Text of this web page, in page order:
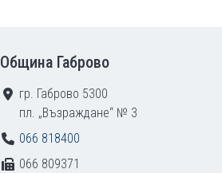
Община Габрово
гр. Габрово 5300
пл. „Възраждане“ № 3
066 818400
066 809371